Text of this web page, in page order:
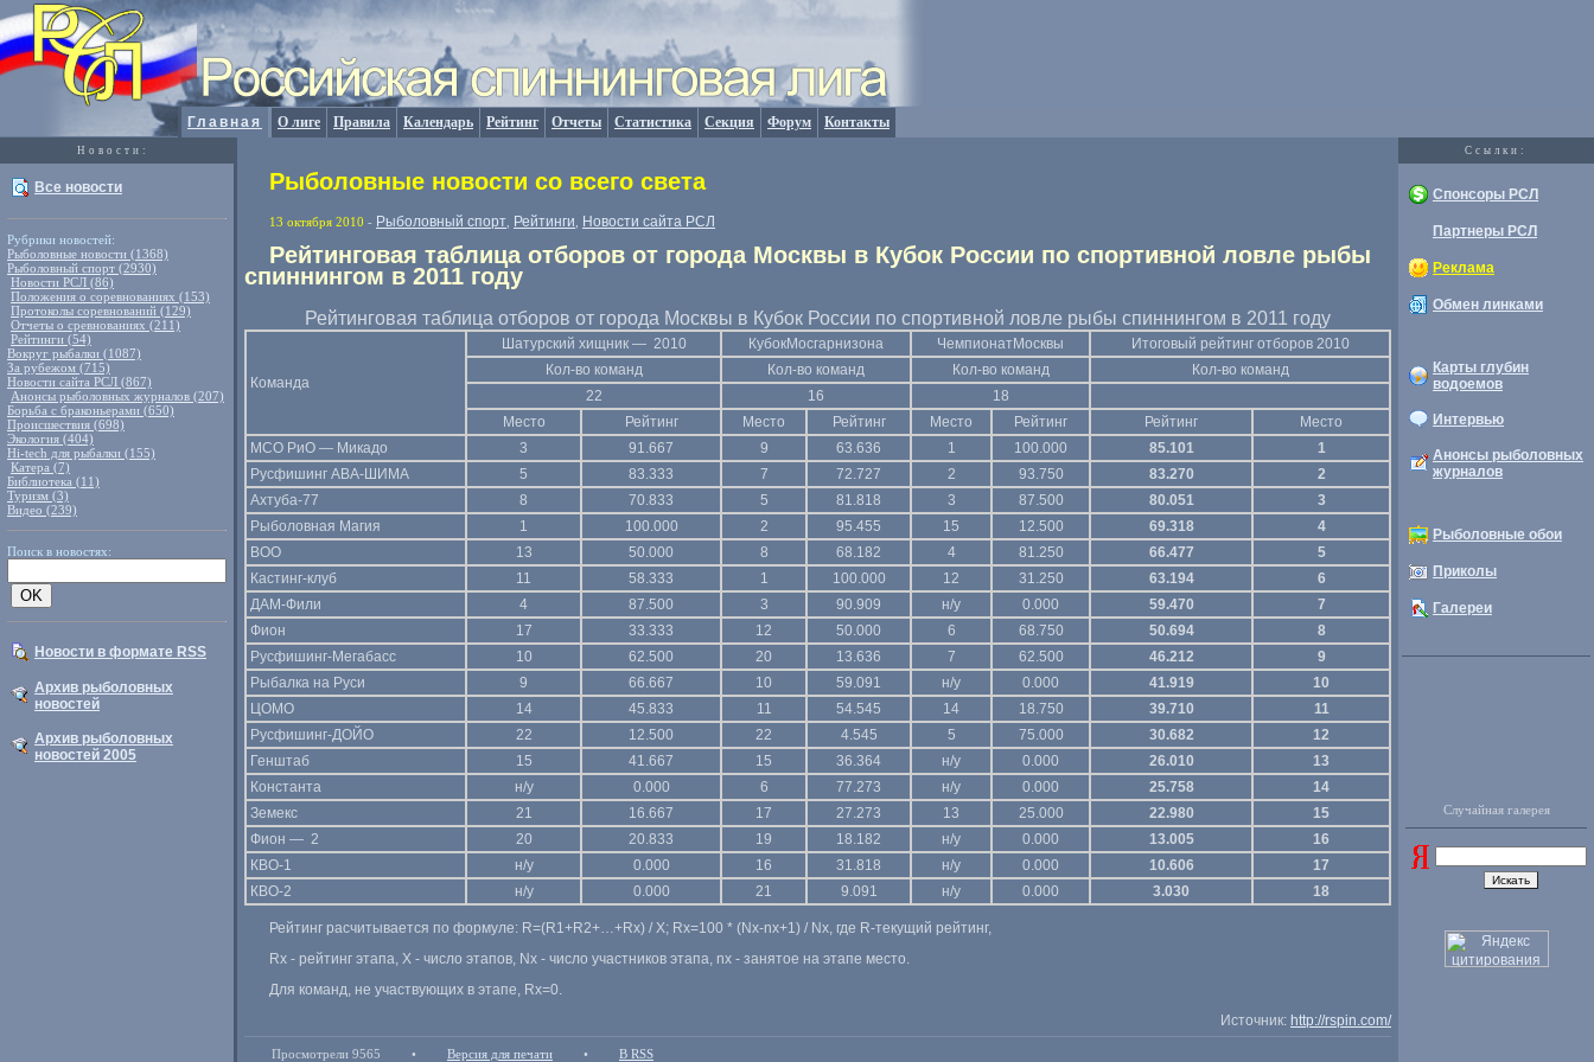
Главная О лиге Правила Календарь Рейтинг Отчеты Статистика Секция Форум Контакты
Новости: Cсылки:
Все новости
Рубрики новостей:
Рыболовные новости (1368)
Рыболовный спорт (2930)
Новости РСЛ (86)
Положения о соревнованиях (153)
Протоколы соревнований (129)
Отчеты о сревнованиях (211)
Рейтинги (54)
Вокруг рыбалки (1087)
За рубежом (715)
Новости сайта РСЛ (867)
Анонсы рыболовных журналов (207)
Борьба с браконьерами (650)
Происшествия (698)
Экология (404)
Hi-tech для рыбалки (155)
Катера (7)
Библиотека (11)
Туризм (3)
Видео (239)
Поиск в новостях:
Новости в формате RSS
Архив рыболовных
новостей
Архив рыболовных
новостей 2005
Рыболовные новости со всего света
13 октября 2010 - Рыболовный спорт Рейтинги Новости сайта РСЛ
Рейтинговая таблица отборов от города Москвы в Кубок России по спортивной ловле рыбы
спиннингом в 2011 году
Рейтинговая таблица отборов от города Москвы в Кубок России по спортивной ловле рыбы спиннингом в 2011 году
Команда
Шатурский хищник — 2010 КубокМосгарнизона ЧемпионатМосквы
Итоговый рейтинг отборов 2010
Кол-во команд Кол-во команд Кол-во команд Кол-во команд
22
16
18
Место
Рейтинг Место Рейтинг Место Рейтинг Рейтинг
Место
МСО РиО — Микадо
3 91.667 9 63.636 1 100.000 85.101
1
Русфишинг АВА-ШИМА
5 83.333 7 72.727 2 93.750 83.270
2
Ахтуба-77
8 70.833 5 81.818 3 87.500 80.051
3
Рыболовная Магия
1 100.000 2 95.455 15 12.500 69.318
4
ВОО
13 50.000 8 68.182 4 81.250 66.477
5
Кастинг-клуб
11 58.333 1 100.000 12 31.250 63.194
6
ДАМ-Фили
4 87.500 3 90.909 н/у 0.000 59.470
7
Фион
17 33.333 12 50.000 6 68.750 50.694
8
Русфишинг-Мегабасс
10 62.500 20 13.636 7 62.500 46.212
9
Рыбалка на Руси
9 66.667 10 59.091 н/у 0.000 41.919
10
ЦОМО
14 45.833 11 54.545 14 18.750 39.710
11
Русфишинг-ДОЙО
22 12.500 22 4.545 5 75.000 30.682
12
Генштаб
15 41.667 15 36.364 н/у 0.000 26.010
13
Константа
н/у 0.000 6 77.273 н/у 0.000 25.758
14
Земекс
21 16.667 17 27.273 13 25.000 22.980
15
Фион — 2
20 20.833 19 18.182 н/у 0.000 13.005
16
КВО-1
н/у 0.000 16 31.818 н/у 0.000 10.606
17
КВО-2
н/у 0.000 21 9.091 н/у 0.000 3.030 18
Рейтинг расчитывается по формуле: R=(R1+R2+…+Rx) / Х; Rx=100 * (Nx-nx+1) / Nx, где R-текущий рейтинг,
Rx - рейтинг этапа, X - число этапов, Nx - число участников этапа, nx - занятое на этапе место.
Для команд, не участвующих в этапе, Rx=0.
Источник: http://rspin.com/
Просмотрели 9565 • Версия для печати • В RSS
Спонсоры РСЛ
Партнеры РСЛ
Реклама
Обмен линками
Карты глубин
водоемов
Интервью
Анонсы рыболовных
журналов
Рыболовные обои
Приколы
Галереи
Случайная галерея